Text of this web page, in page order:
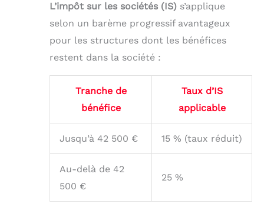
L’impôt sur les sociétés (IS) s’applique
selon un barème progressif avantageux
pour les structures dont les bénéfices
restent dans la société :
Tranche de
bénéfice
Taux d’IS
applicable
Jusqu’à 42 500 € 15 % (taux réduit)
Au-delà de 42
500 €
25 %